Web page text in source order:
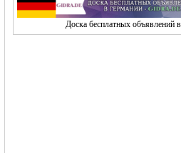
Доска бесплатных объявлений